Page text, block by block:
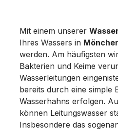
Mit einem unserer
Ihres Wassers in
werden. Am häufigsten
Bakterien und Keime
Wasserleitungen
bereits durch eine simple
Wasserhahns erfolgen.
können Leitungswasser
Insbesondere das